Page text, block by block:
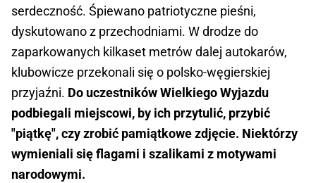
serdeczność. Śpiewano patriotyczne pieśni,
dyskutowano z przechodniami. W drodze do
zaparkowanych kilkaset metrów dalej autokarów,
klubowicze przekonali się o polsko-węgierskiej
przyjaźni. Do uczestników Wielkiego Wyjazdu
podbiegali miejscowi, by ich przytulić, przybić
"piątkę", czy zrobić pamiątkowe zdjęcie. Niektórzy
wymieniali się flagami i szalikami z motywami
narodowymi.